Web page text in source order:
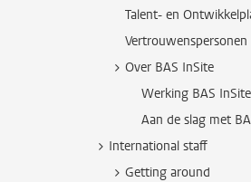
Talent- en
Vertrouwenspersonen
Over BAS InSite
Werking BAS InSite
Aan de slag met
International staff
Getting around